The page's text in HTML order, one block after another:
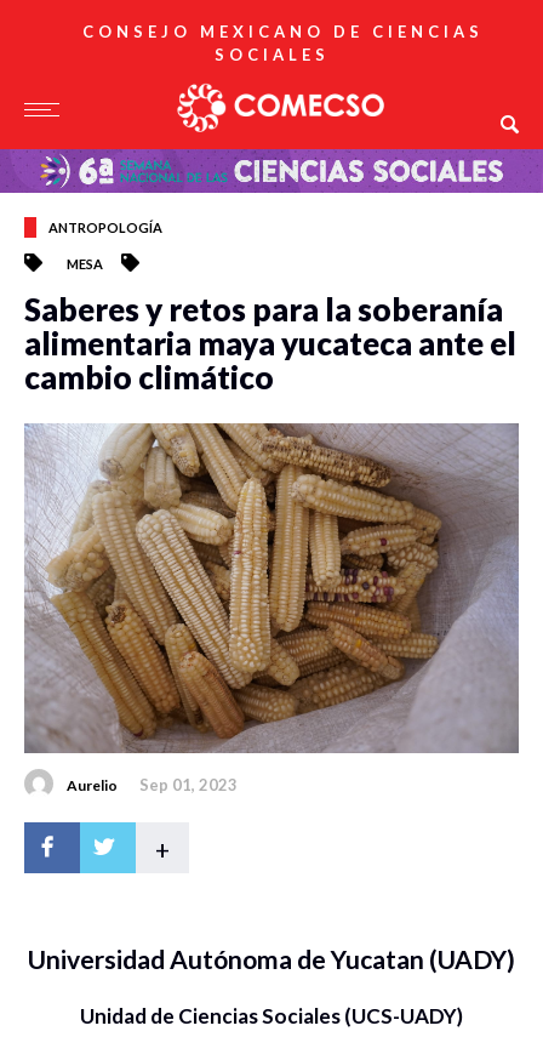
CONSEJO MEXICANO DE CIENCIAS
SOCIALES
ANTROPOLOGÍA
MESA
Saberes y retos para la soberanía
alimentaria maya yucateca ante el
cambio climático
Aurelio Sep 01, 2023
+
Universidad Autónoma de Yucatan (UADY)
Unidad de Ciencias Sociales (UCS-UADY)